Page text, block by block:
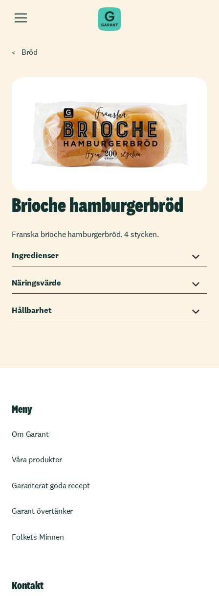
Bröd
Brioche hamburgerbröd
Franska brioche hamburgerbröd. 4 stycken.
Ingredienser
Näringsvärde
Hållbarhet
Meny
Om Garant
Våra produkter
Garanterat goda recept
Garant övertänker
Folkets Minnen
Kontakt